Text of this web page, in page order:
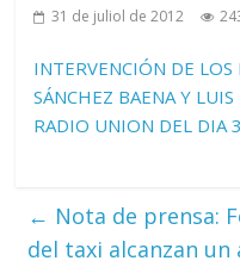
31 de juliol de 2012
INTERVENCIÓN DE LOS
SÁNCHEZ BAENA Y
RADIO UNION DEL DIA
← Nota de prensa:
del taxi alcanzan